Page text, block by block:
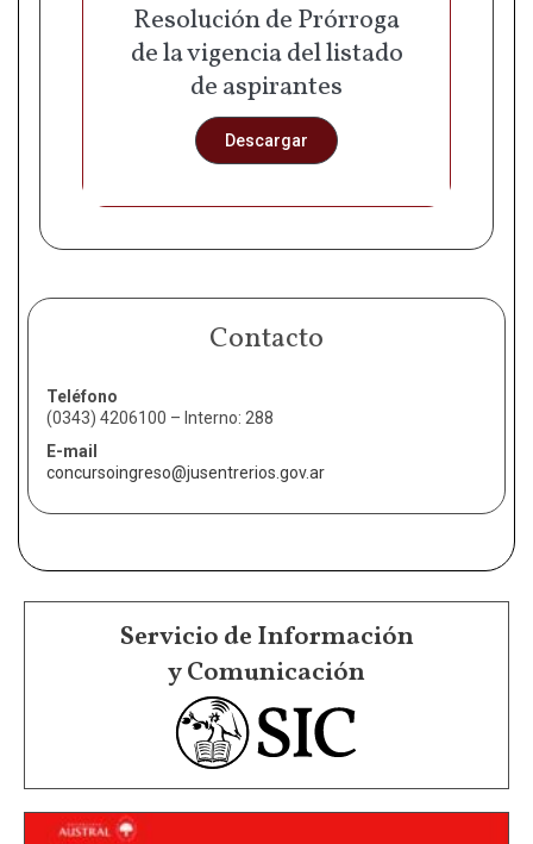
Resolución de Prórroga
de la vigencia del listado
de aspirantes
Descargar
Contacto
Teléfono
(0343) 4206100 – Interno: 288
E-mail
concursoingreso@jusentrerios.gov.ar
Servicio de Información
y Comunicación